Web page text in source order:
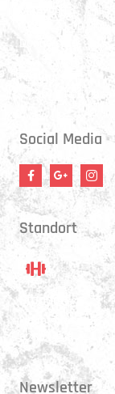
Mittwoch:
17:30 - 21:00 Uhr
Donnerstag:
17:15 - 18:45 Uhr
17:30 - 21:00 Uhr
Social Media
Standort
Standort
Hauptstrasse 31
3250 Lyss
Newsletter